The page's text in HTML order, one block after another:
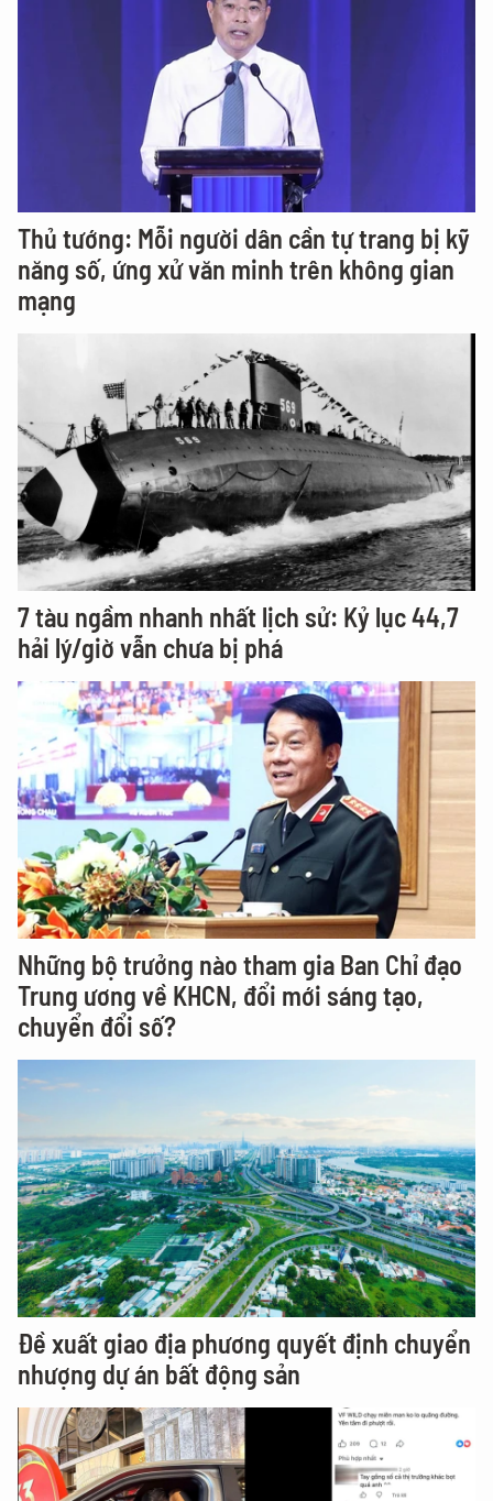
Thủ tướng: Mỗi người dân cần tự trang bị kỹ
năng số, ứng xử văn minh trên không gian
mạng
7 tàu ngầm nhanh nhất lịch sử: Kỷ lục 44,7
hải lý/giờ vẫn chưa bị phá
Những bộ trưởng nào tham gia Ban Chỉ đạo
Trung ương về KHCN, đổi mới sáng tạo,
chuyển đổi số?
Đề xuất giao địa phương quyết định chuyển
nhượng dự án bất động sản